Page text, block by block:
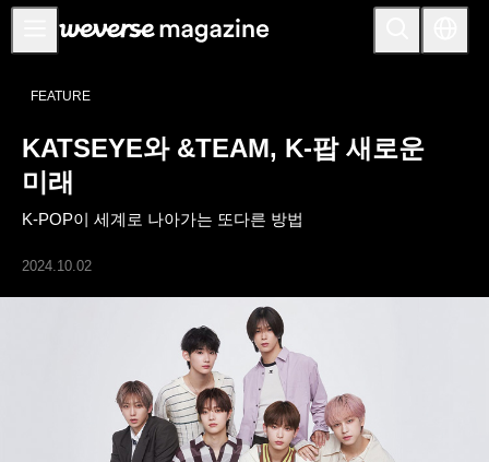
공지사항
FEATURE
INTERVIEW
REVIEW
INTERACTIVE
FEATURE
KATSEYE와 &TEAM, K-팝 새로운
미래
K-POP이 세계로 나아가는 또다른 방법
2024.10.02